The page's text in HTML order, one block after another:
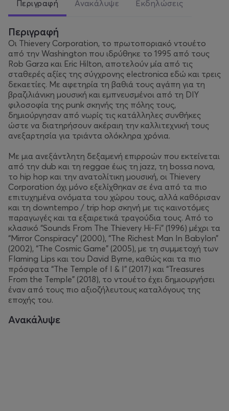
Περιγραφή Ανακάλυψε Εκδηλώσεις
Περιγραφή
Οι Thievery Corporation, το πρωτοποριακό ντουέτο
από την Washington που ιδρύθηκε το 1995 από τους
Rob Garza και Eric Hilton, αποτελούν μία από τις
σταθερές αξίες της σύγχρονης electronica εδώ και τρεις
δεκαετίες. Με αφετηρία τη βαθιά τους αγάπη για τη
βραζιλιάνικη μουσική και εμπνευσμένοι από τη DIY
φιλοσοφία της punk σκηνής της πόλης τους,
δημιούργησαν από νωρίς τις κατάλληλες συνθήκες
ώστε να διατηρήσουν ακέραιη την καλλιτεχνική τους
ανεξαρτησία για τριάντα ολόκληρα χρόνια.
Με μια ανεξάντλητη δεξαμενή επιρροών που εκτείνεται
από την dub και τη reggae έως τη jazz, τη bossa nova,
το hip hop και την ανατολίτικη μουσική, οι Thievery
Corporation όχι μόνο εξελίχθηκαν σε ένα από τα πιο
επιτυχημένα ονόματα του χώρου τους, αλλά καθόρισαν
και τη downtempo / trip hop σκηνή με τις καινοτόμες
παραγωγές και τα εξαιρετικά τραγούδια τους. Από το
κλασικό “Sounds From The Thievery Hi-Fi” (1996) μέχρι τα
“Mirror Conspiracy” (2000), “The Richest Man In Babylon”
(2002), “The Cosmic Game” (2005), με τη συμμετοχή των
Flaming Lips και του David Byrne, καθώς και τα πιο
πρόσφατα “The Temple of I & I” (2017) και “Treasures
From the Temple” (2018), το ντουέτο έχει δημιουργήσει
έναν από τους πιο αξιοζήλευτους καταλόγους της
εποχής του.
Ανακάλυψε